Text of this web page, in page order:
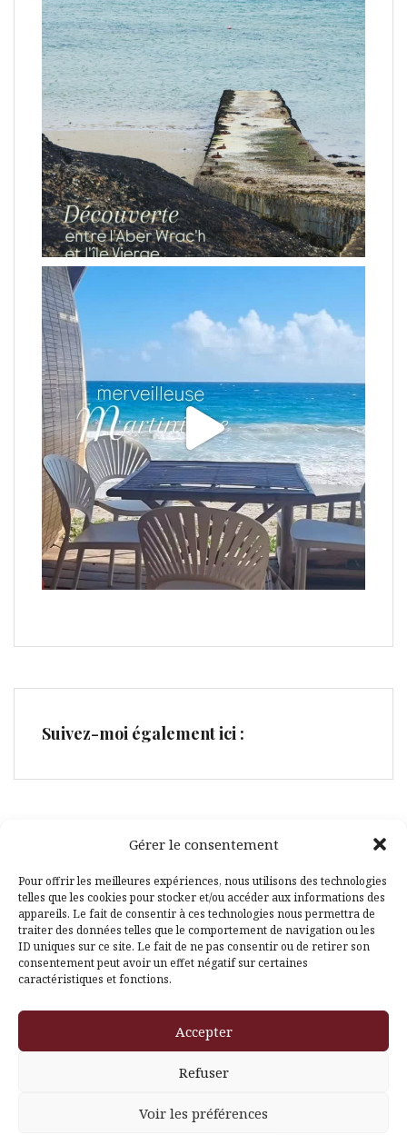
Gérer le consentement
Pour offrir les meilleures expériences, nous utilisons des technologies
telles que les cookies pour stocker et/ou accéder aux informations des
appareils. Le fait de consentir à ces technologies nous permettra de
traiter des données telles que le comportement de navigation ou les
ID uniques sur ce site. Le fait de ne pas consentir ou de retirer son
consentement peut avoir un effet négatif sur certaines
caractéristiques et fonctions.
Accepter
Refuser
Voir les préférences
Suivez-moi également ici :
Facebook
Pinterest
Themeisle